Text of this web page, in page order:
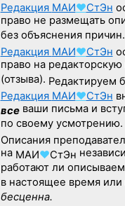
Редакция МАИ♥СтЭн
право не размещать
без объяснения причин.
Редакция МАИ♥СтЭн
право на
(отзыва). Редактируем
Редакция МАИ♥СтЭн
всеваши письма и
по своему усмотрению.
Описания
на МАИ♥СтЭн
работают ли
в настоящее время или
бесценна.